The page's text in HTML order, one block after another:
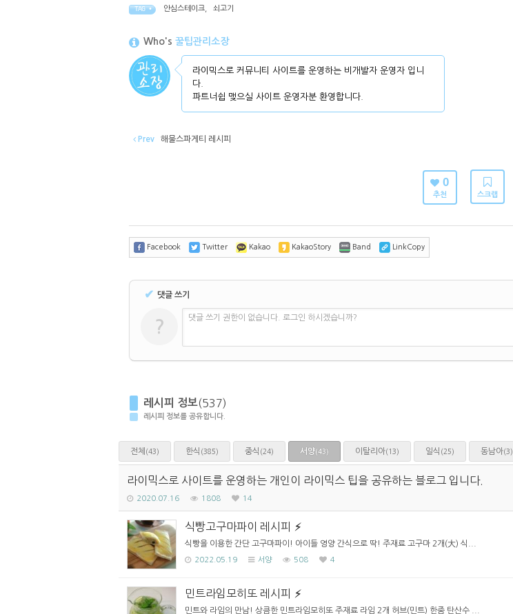
TAG • 안심스테이크 쇠고기
Who's 꿀팁관리소장
라이믹스로 커뮤니티 사이트를 운영하는 비개발자 운영자 입니
다.
파트너쉽 맺으실 사이트 운영자분 환영합니다.
Prev 해물스파게티 레시피
0
추천 스크랩
Facebook Twitter Kakao KakaoStory Band LinkCopy
✔ 댓글 쓰기
? 댓글 쓰기 권한이 없습니다. 로그인 하시겠습니까?
레시피 정보(537)
레시피 정보를 공유합니다.
전체 (43) 한식 (385) 중식 (24) 서양(43) 이탈리아(13) 일식 (25) 동남아(3)
라이믹스로 사이트를 운영하는 개인이 라이믹스 팁을 공유하는 블로그 입니다.
2020.07.16 1808 14
식빵고구마파이 레시피
식빵을 이용한 간단 고구마파이! 아이들 영양 간식으로 딱! 주재료 고구마 2개(大) 식...
2022.05.19 서양 508 4
민트라임모히또 레시피
민트와 라임의 만남! 상큼한 민트라임모히또 주재료 라임 2개 허브(민트) 한줌 탄산수 ...